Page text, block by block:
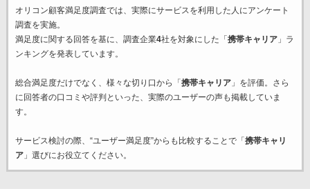
オリコン顧客満足度調査では、実際にサービスを利用した 人にアンケート
調査を実施。
満足度に関する回答を基に、調査企業4社を対象にした「 携帯キャリア」ラ
ンキングを発表しています。
総合満足度だけでなく、様々な切り口から「 携帯キャリア」を評価。さら
に回答者の口コミや評判といった、実際のユーザーの声も掲載していま
す。
サービス検討の際、“ユーザー満足度”からも比較することで「 携帯キャリ
ア」選びにお役立てください。